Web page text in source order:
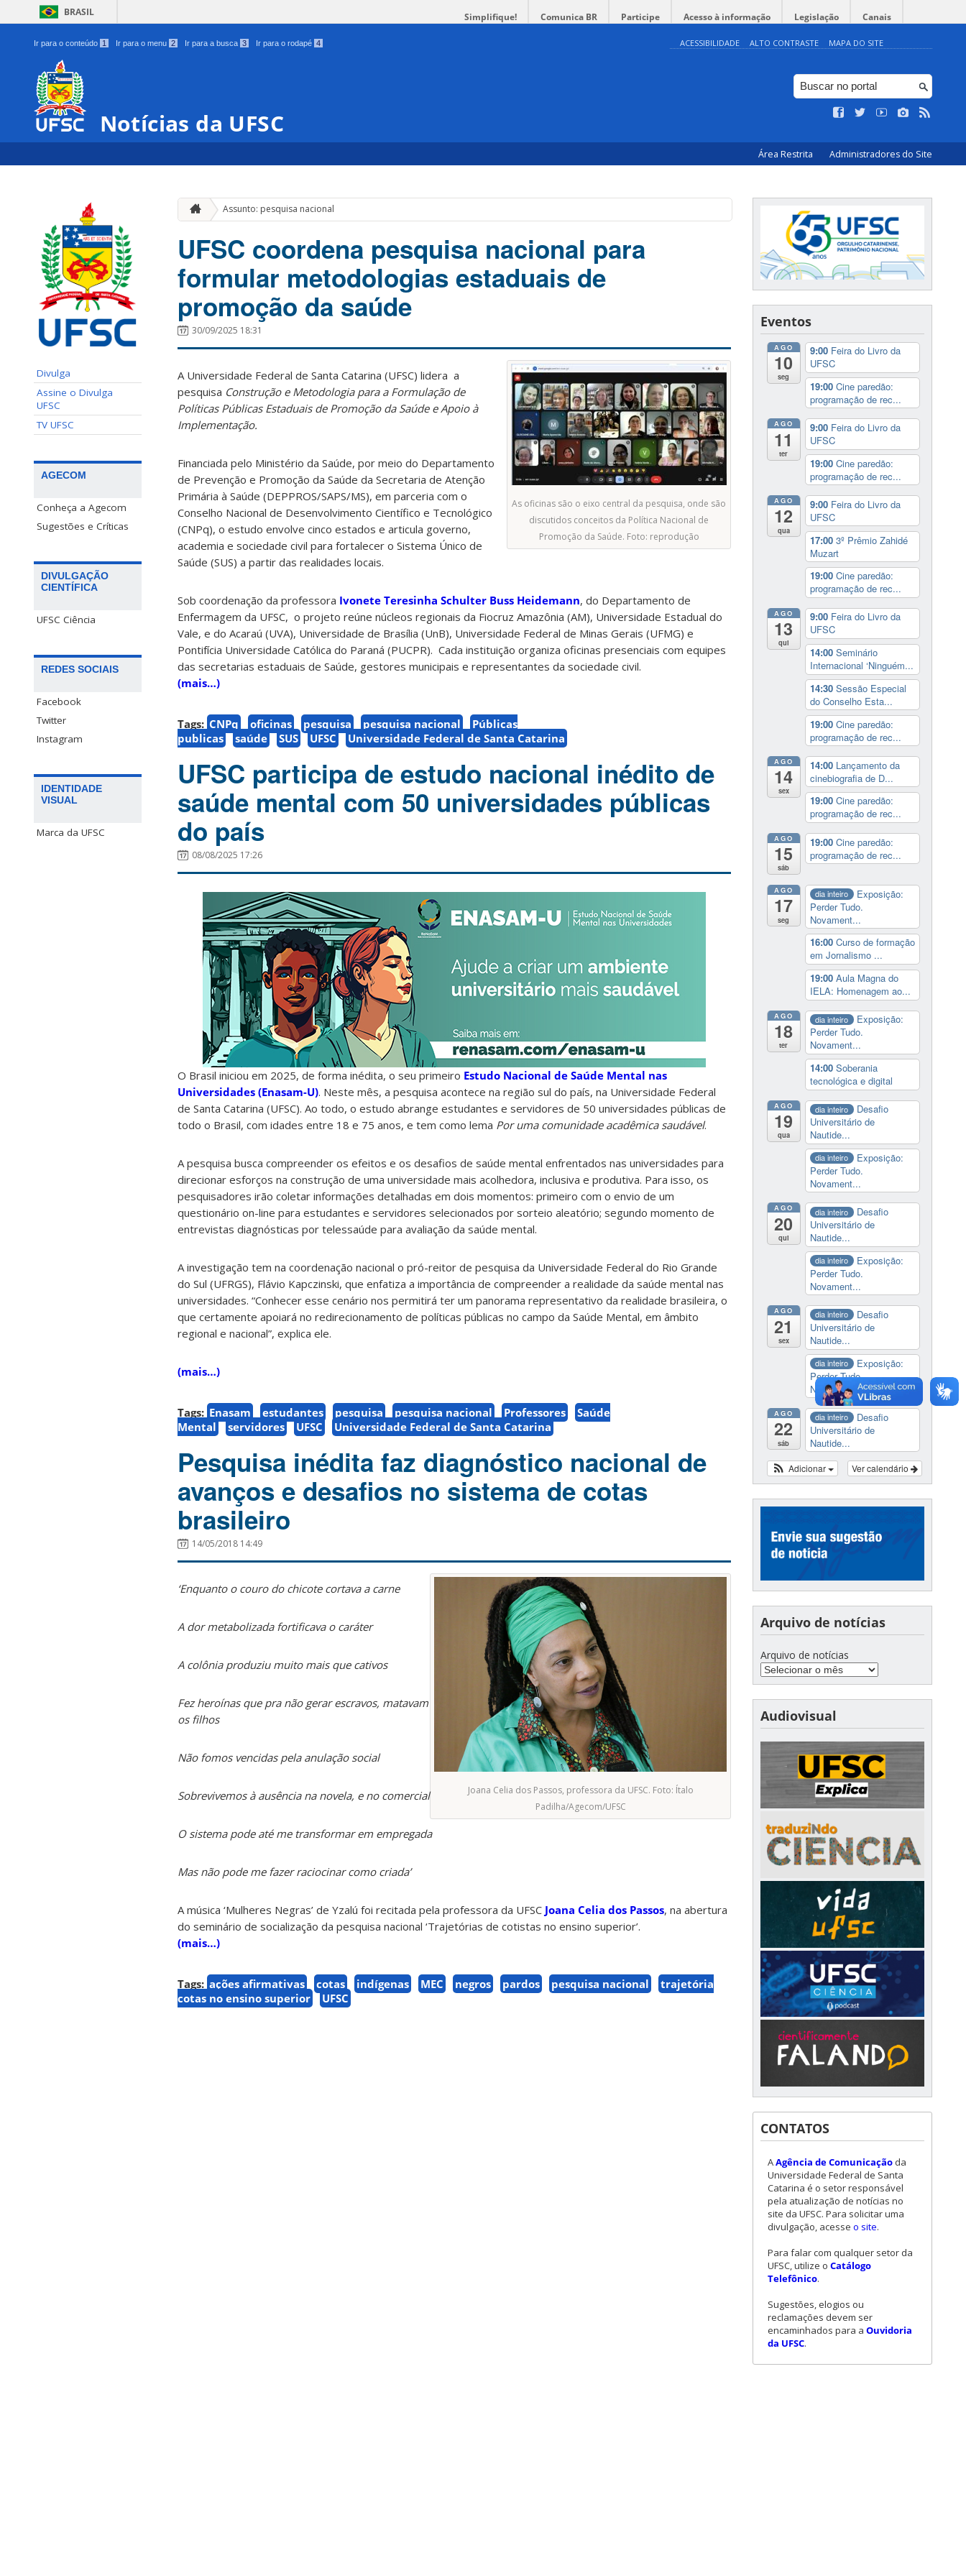
BRASIL Simplifique! Comunica BR Participe Acesso à informação Legislação Canais
Ir para o conteúdo 1 Ir para o menu 2 Ir para a busca 3 Ir para o rodapé 4 ACESSIBILIDADE ALTO CONTRASTE MAPA DO SITE
Notícias da UFSC
Área Restrita Administradores do Site
Divulga
Assine o Divulga
UFSC
TV UFSC
AGECOM
Conheça a Agecom
Sugestões e Críticas
DIVULGAÇÃO
CIENTÍFICA
UFSC Ciência
REDES SOCIAIS
Facebook
Twitter
Instagram
IDENTIDADE
VISUAL
Marca da UFSC
Assunto: pesquisa nacional
UFSC coordena pesquisa nacional para
formular metodologias estaduais de
promoção da saúde
30/09/2025 18:31
As oficinas são o eixo central da pesquisa, onde são
discutidos conceitos da Política Nacional de
Promoção da Saúde. Foto: reprodução
A Universidade Federal de Santa Catarina (UFSC) lidera a
pesquisa Construção e Metodologia para a Formulação de
Políticas Públicas Estaduais de Promoção da Saúde e Apoio à
Implementação.
Financiada pelo Ministério da Saúde, por meio do Departamento
de Prevenção e Promoção da Saúde da Secretaria de Atenção
Primária à Saúde (DEPPROS/SAPS/MS), em parceria com o
Conselho Nacional de Desenvolvimento Científico e Tecnológico
(CNPq), o estudo envolve cinco estados e articula governo,
academia e sociedade civil para fortalecer o Sistema Único de
Saúde (SUS) a partir das realidades locais.
Sob coordenação da professora Ivonete Teresinha Schulter Buss Heidemann, do Departamento de
Enfermagem da UFSC, o projeto reúne núcleos regionais da Fiocruz Amazônia (AM), Universidade Estadual do
Vale, e do Acaraú (UVA), Universidade de Brasília (UnB), Universidade Federal de Minas Gerais (UFMG) e
Pontifícia Universidade Católica do Paraná (PUCPR). Cada instituição organiza oficinas presenciais com equipes
das secretarias estaduais de Saúde, gestores municipais e representantes da sociedade civil.
(mais…)
Tags: CNPq oficinas pesquisa pesquisa nacional
Públicas
publicas
saúde SUS UFSC Universidade Federal de Santa Catarina
UFSC participa de estudo nacional inédito de
saúde mental com 50 universidades públicas
do país
08/08/2025 17:26
O Brasil iniciou em 2025, de forma inédita, o seu primeiro Estudo Nacional de Saúde Mental nas
Universidades (Enasam-U). Neste mês, a pesquisa acontece na região sul do país, na Universidade Federal
de Santa Catarina (UFSC). Ao todo, o estudo abrange estudantes e servidores de 50 universidades públicas de
todo o Brasil, com idades entre 18 e 75 anos, e tem como lema Por uma comunidade acadêmica saudável.
A pesquisa busca compreender os efeitos e os desafios de saúde mental enfrentados nas universidades para
direcionar esforços na construção de uma universidade mais acolhedora, inclusiva e produtiva. Para isso, os
pesquisadores irão coletar informações detalhadas em dois momentos: primeiro com o envio de um
questionário on-line para estudantes e servidores selecionados por sorteio aleatório; segundo momento de
entrevistas diagnósticas por telessaúde para avaliação da saúde mental.
A investigação tem na coordenação nacional o pró-reitor de pesquisa da Universidade Federal do Rio Grande
do Sul (UFRGS), Flávio Kapczinski, que enfatiza a importância de compreender a realidade da saúde mental nas
universidades. “Conhecer esse cenário nos permitirá ter um panorama representativo da realidade brasileira, o
que certamente apoiará no redirecionamento de políticas públicas no campo da Saúde Mental, em âmbito
regional e nacional”, explica ele.
(mais…)
Tags: Enasam estudantes pesquisa pesquisa nacional Professores
Saúde
Mental
servidores UFSC Universidade Federal de Santa Catarina
Pesquisa inédita faz diagnóstico nacional de
avanços e desafios no sistema de cotas
brasileiro
14/05/2018 14:49
Joana Celia dos Passos, professora da UFSC. Foto: Ítalo
Padilha/Agecom/UFSC
‘Enquanto o couro do chicote cortava a carne
A dor metabolizada fortificava o caráter
A colônia produziu muito mais que cativos
Fez heroínas que pra não gerar escravos, matavam
os filhos
Não fomos vencidas pela anulação social
Sobrevivemos à ausência na novela, e no comercial
O sistema pode até me transformar em empregada
Mas não pode me fazer raciocinar como criada’
A música ‘Mulheres Negras’ de Yzalú foi recitada pela professora da UFSC Joana Celia dos Passos, na abertura
do seminário de socialização da pesquisa nacional ‘Trajetórias de cotistas no ensino superior’.
(mais…)
Tags: ações afirmativas cotas indígenas MEC negros pardos pesquisa nacional
trajetória
cotas no ensino superior
UFSC
Eventos
AGO
10
seg
9:00 Feira do Livro da
UFSC
19:00 Cine paredão:
programação de rec...
AGO
11
ter
9:00 Feira do Livro da
UFSC
19:00 Cine paredão:
programação de rec...
AGO
12
qua
9:00 Feira do Livro da
UFSC
17:00 3º Prêmio Zahidé
Muzart
19:00 Cine paredão:
programação de rec...
AGO
13
qui
9:00 Feira do Livro da
UFSC
14:00 Seminário
Internacional ‘Ninguém...
14:30 Sessão Especial
do Conselho Esta...
19:00 Cine paredão:
programação de rec...
AGO
14
sex
14:00 Lançamento da
cinebiografia de D...
19:00 Cine paredão:
programação de rec...
AGO
15
sáb
19:00 Cine paredão:
programação de rec...
AGO
17
seg
dia inteiro
Exposição:
Perder Tudo.
Novament...
16:00 Curso de formação
em Jornalismo ...
19:00 Aula Magna do
IELA: Homenagem ao...
AGO
18
ter
dia inteiro
Exposição:
Perder Tudo.
Novament...
14:00 Soberania
tecnológica e digital
AGO
19
qua
dia inteiro
Desafio
Universitário de
Nautide...
dia inteiro
Exposição:
Perder Tudo.
Novament...
AGO
20
qui
dia inteiro
Desafio
Universitário de
Nautide...
dia inteiro
Exposição:
Perder Tudo.
Novament...
AGO
21
sex
dia inteiro
Desafio
Universitário de
Nautide...
dia inteiro
Exposição:
Perder Tudo.
Novament...
AGO
22
sáb
dia inteiro
Desafio
Universitário de
Nautide...
Ver calendário
Adicionar
Arquivo de notícias
Arquivo de notícias
Audiovisual
CONTATOS
AAgência de Comunicação da
Universidade Federal de Santa
Catarina é o setor responsável
pela atualização de notícias no
site da UFSC. Para solicitar uma
divulgação, acesse o site.
Para falar com qualquer setor da
UFSC, utilize o Catálogo
Telefônico.
Sugestões, elogios ou
reclamações devem ser
encaminhados para a Ouvidoria
da UFSC.